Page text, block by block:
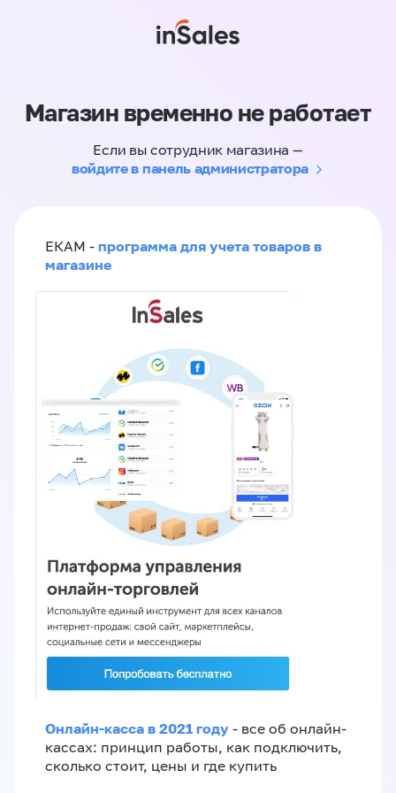
Магазин временно не работает
Если вы сотрудник магазина —
войдите в панель администратора
ЕКАМ - программа для учета товаров в
магазине
Онлайн-касса в 2021 году - все об онлайн-
кассах: принцип работы, как подключить,
сколько стоит, цены и где купить